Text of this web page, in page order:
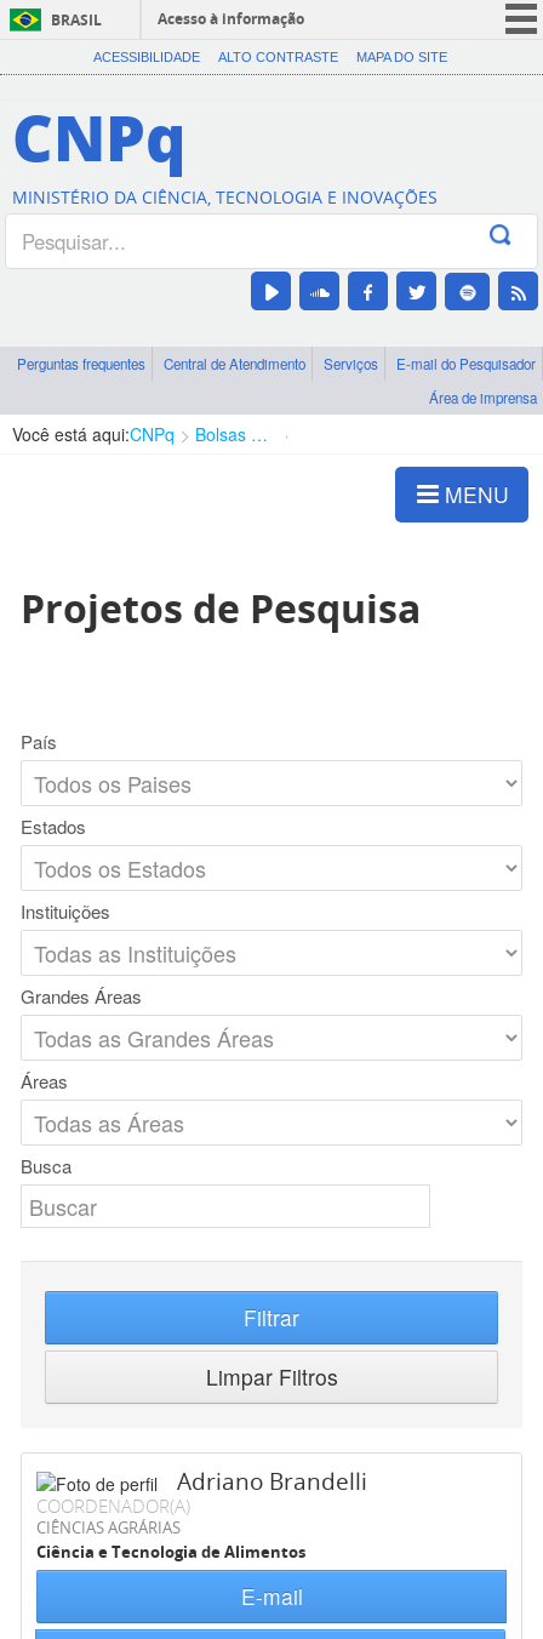
BRASIL
Acesso à informação
CORONAVÍRUS (COVID-19)
Canais
ACESSIBILIDADE ALTO CONTRASTE MAPA DO SITE
CNPq
MINISTÉRIO DA CIÊNCIA, TECNOLOGIA E INOVAÇÕES
Perguntas frequentes Central de Atendimento Serviços
E-mail do Pesquisador
Área de imprensa
Você está aqui:CNPq Bolsas e Auxílios Vigentes
MENU
Projetos de Pesquisa
País
Estados
Instituições
Grandes Áreas
Áreas
Busca
Filtrar
Limpar Filtros
Adriano Brandelli
COORDENADOR(A)
CIÊNCIAS AGRÁRIAS
Ciência e Tecnologia de Alimentos
E-mail